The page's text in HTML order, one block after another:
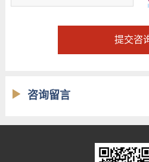
提交咨
咨询留言